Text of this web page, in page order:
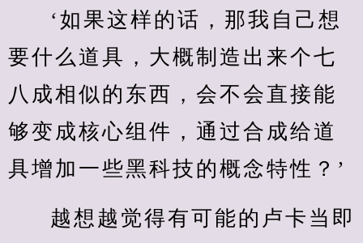
‘如果这样的话，那我自己想
要什么道具，大概制造出来个七
八成相似的东西，会不会直接能
够变成核心组件，通过合成给道
具增加一些黑科技的概念特性？’
越想越觉得有可能的卢卡当即